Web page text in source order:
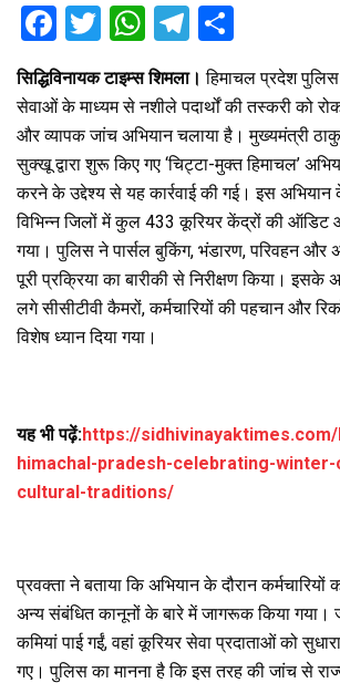
F
a
ce
b
o
o
k
T
tt
er
W
h
at
s
A
p
p
T
el
e
gr
a
m
ar
e
सिद्धिविनायक टाइम्स शिमला। हिमाचल प्रदेश
सेवाओं के माध्यम से नशीले पदार्थों की तस्करी को
और व्यापक जांच अभियान चलाया है। मुख्यमंत्री
सुक्खू द्वारा शुरू किए गए ‘चिट्टा-मुक्त हिमाचल’
करने के उद्देश्य से यह कार्रवाई की गई। इस
विभिन्न जिलों में कुल 433 कूरियर केंद्रों की ऑडिट
गया। पुलिस ने पार्सल बुकिंग, भंडारण, परिवहन और
पूरी प्रक्रिया का बारीकी से निरीक्षण किया। इसके
लगे सीसीटीवी कैमरों, कर्मचारियों की पहचान और
विशेष ध्यान दिया गया।
यह भी पढ़ें:https://
himachal-pradesh-celebrating-winter-
cultural-traditions/
प्रवक्ता ने बताया कि अभियान के दौरान
अन्य संबंधित कानूनों के बारे में जागरूक किया गया।
कमियां पाई गईं, वहां कूरियर सेवा प्रदाताओं को
गए। पुलिस का मानना है कि इस तरह की जांच से